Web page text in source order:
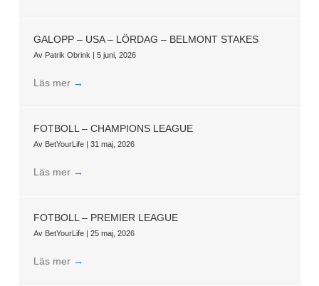
GALOPP – USA – LÖRDAG – BELMONT STAKES
Av Patrik Obrink | 5 juni, 2026
Läs mer →
FOTBOLL – CHAMPIONS LEAGUE
Av BetYourLife | 31 maj, 2026
Läs mer →
FOTBOLL – PREMIER LEAGUE
Av BetYourLife | 25 maj, 2026
Läs mer →